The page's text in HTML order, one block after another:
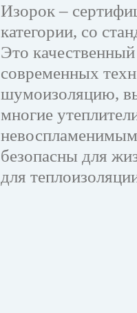
Изорок –
категории, со
Это
современных
шумоизоляцию,
многие
безопасны для
для